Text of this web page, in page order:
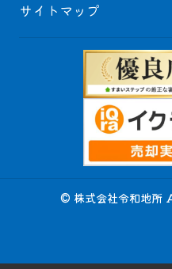
サイトマップ
© 株式会社令和地